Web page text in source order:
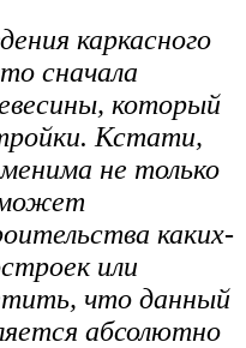
каркасного
сначала
который
Кстати,
не только
каких-
или
что данный
абсолютно